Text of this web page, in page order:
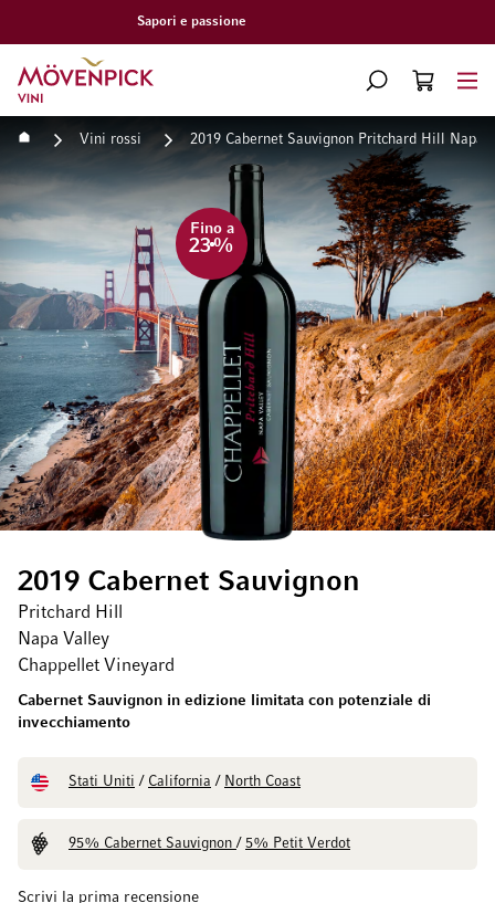
Consegna gratuita a partire da CHF 300.–
Vai alla Home Page
CERCA
CART
Home Vini rossi 2019 Cabernet Sauvignon Pritchard Hill Napa
Scrivi la prima recensione
Fino a
23%
2019 Cabernet Sauvignon
Pritchard Hill
Napa Valley
Chappellet Vineyard
Cabernet Sauvignon in edizione limitata con potenziale di
invecchiamento
Stati Uniti / California / North Coast
95% Cabernet Sauvignon/ 5% Petit Verdot
Vai alla fine della galleria di immagini
Vai all'inizio della galleria